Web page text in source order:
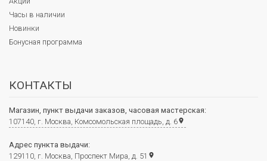
Часы в наличии
Новинки
Бонусная программа
КОНТАКТЫ
Магазин, пункт выдачи заказов, часовая мастерская:
107140, г. Москва, Комсомольская площадь, д. 6place
Адрес пункта выдачи:
129110, г. Москва, Проспект Мира, д. 51 place